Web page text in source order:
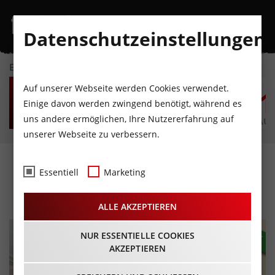
EVENTKALENDER
DO
6
AUGUST
FR
7
AUGUST
SA
8
AUGUST
SO
9
AUGUST
MO
10
AUGUST
Reset – Alles auf Anfang
31.01.2026 - Beginn 20:00 Uhr
Datenschutzeinstellungen
Auf unserer Webseite werden Cookies verwendet.
Einige davon werden zwingend benötigt, während es
uns andere ermöglichen, Ihre Nutzererfahrung auf
unserer Webseite zu verbessern.
Essentiell Marketing
ALLE AKZEPTIEREN
NUR ESSENTIELLE COOKIES
AKZEPTIEREN